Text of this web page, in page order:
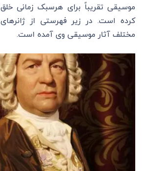
موسیقی تقریباً برای هرسبک زمانی خلق
کرده است. در زیر فهرستی از ژانرهای
مختلف آثار موسیقی وی آمده است.